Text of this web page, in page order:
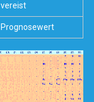
vereist
Prognosewert